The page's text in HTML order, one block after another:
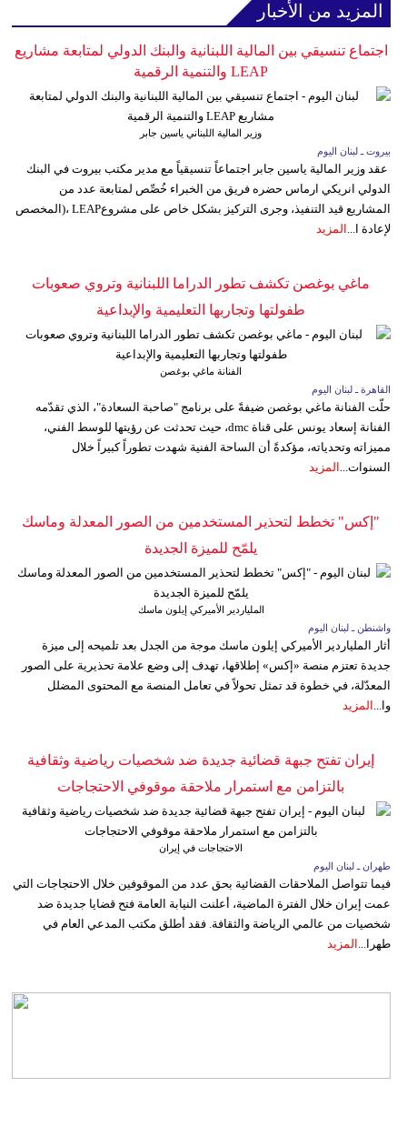
المزيد من الأخبار
اجتماع تنسيقي بين المالية اللبنانية والبنك الدولي لمتابعة مشاريع
LEAP والتنمية الرقمية
وزير المالية اللبناني ياسين جابر
بيروت ـ لبنان اليوم
عقد وزير المالية ياسين جابر اجتماعاً تنسيقياً مع مدير مكتب بيروت في البنك
الدولي انريكي ارماس حضره فريق من الخبراء خُصِّص لمتابعة عدد من
المشاريع قيد التنفيذ، وجرى التركيز بشكل خاص على مشروعLEAP ،(المخصص
لإعادة ا... المزيد
ماغي بوغصن تكشف تطور الدراما اللبنانية وتروي صعوبات
طفولتها وتجاربها التعليمية والإبداعية
الفنانة ماغي بوغصن
القاهرة ـ لبنان اليوم
حلّت الفنانة ماغي بوغصن ضيفةً على برنامج "صاحبة السعادة"، الذي تقدّمه
الفنانة إسعاد يونس على قناة dmc، حيث تحدثت عن رؤيتها للوسط الفني،
مميزاته وتحدياته، مؤكدةً أن الساحة الفنية شهدت تطوراً كبيراً خلال
السنوات... المزيد
"إكس" تخطط لتحذير المستخدمين من الصور المعدلة وماسك
يلمّح للميزة الجديدة
الملياردير الأميركي إيلون ماسك
واشنطن ـ لبنان اليوم
أثار الملياردير الأميركي إيلون ماسك موجة من الجدل بعد تلميحه إلى ميزة
جديدة تعتزم منصة «إكس» إطلاقها، تهدف إلى وضع علامة تحذيرية على الصور
المعدّلة، في خطوة قد تمثل تحولاً في تعامل المنصة مع المحتوى المضلل
وا... المزيد
إيران تفتح جبهة قضائية جديدة ضد شخصيات رياضية وثقافية
بالتزامن مع استمرار ملاحقة موقوفي الاحتجاجات
الاحتجاجات في إيران
طهران ـ لبنان اليوم
فيما تتواصل الملاحقات القضائية بحق عدد من الموقوفين خلال الاحتجاجات التي
عمت إيران خلال الفترة الماضية، أعلنت النيابة العامة فتح قضايا جديدة ضد
شخصيات من عالمي الرياضة والثقافة. فقد أطلق مكتب المدعي العام في
طهرا... المزيد